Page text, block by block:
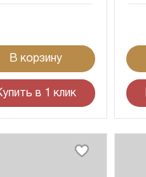
В корзину
в 1 клик